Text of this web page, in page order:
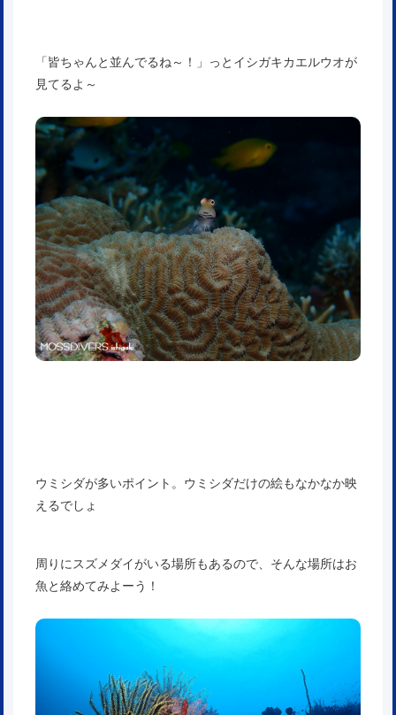
「皆ちゃんと並んでるね～！」っとイシガキカエルウオが
見てるよ～
ウミシダが多いポイント。ウミシダだけの絵もなかなか映
えるでしょ
周りにスズメダイがいる場所もあるので、そんな場所はお
魚と絡めてみよーう！